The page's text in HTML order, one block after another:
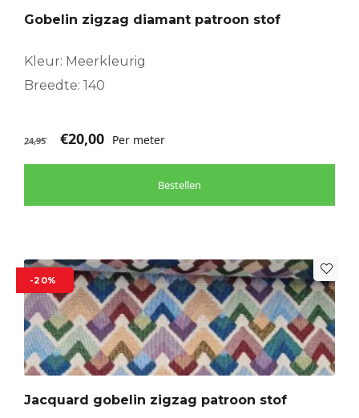
Gobelin zigzag diamant patroon stof
Kleur: Meerkleurig
Breedte: 140
24,95 €20,00 Per meter
Bestellen
-20%
Jacquard gobelin zigzag patroon stof